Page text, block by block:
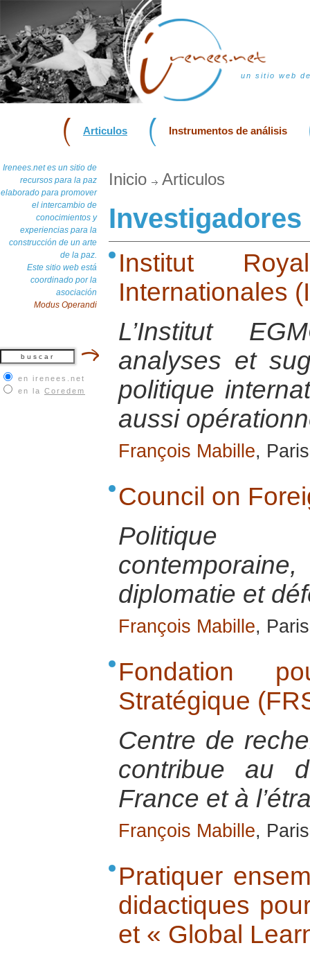
un sitio web
Articulos Instrumentos de análisis
Irenees.net es un sitio de
recursos para la paz
elaborado para promover
el intercambio de
conocimientos y
experiencias para la
construcción de un arte
de la paz.
Este sitio web está
coordinado por la
asociación
Modus Operandi
en irenees.net
en la Coredem
Inicio Articulos
Investigadores
Institut
Internationales
L’Institut
analyses et
politique
aussi
François Mabille,
Council on
Politique
diplomatie et
François Mabille,
Fondation
Stratégique
Centre de
contribue au
France et à
François Mabille,
Pratiquer
didactiques
et « Global